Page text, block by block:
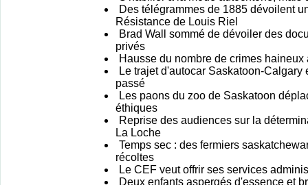
Des télégrammes de 1885 dévoilent
Résistance de Louis Riel
Brad Wall sommé de dévoiler des
privés
Hausse du nombre de crimes
Le trajet d'autocar Saskatoon-Calgary
passé
Les paons du zoo de Saskatoon
éthiques
Reprise des audiences sur la
La Loche
Temps sec : des fermiers
récoltes
Le CEF veut offrir ses services
Deux enfants aspergés d'essence et